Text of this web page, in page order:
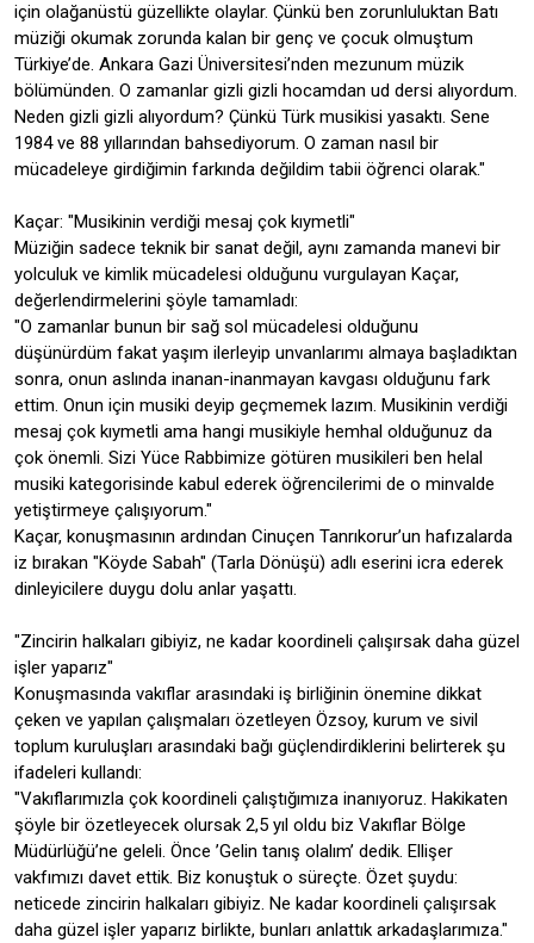
için olağanüstü güzellikte olaylar. Çünkü ben zorunluluktan Batı
müziği okumak zorunda kalan bir genç ve çocuk olmuştum
Türkiye’de. Ankara Gazi Üniversitesi’nden mezunum müzik
bölümünden. O zamanlar gizli gizli hocamdan ud dersi alıyordum.
Neden gizli gizli alıyordum? Çünkü Türk musikisi yasaktı. Sene
1984 ve 88 yıllarından bahsediyorum. O zaman nasıl bir
mücadeleye girdiğimin farkında değildim tabii öğrenci olarak."
Kaçar: "Musikinin verdiği mesaj çok kıymetli"
Müziğin sadece teknik bir sanat değil, aynı zamanda manevi bir
yolculuk ve kimlik mücadelesi olduğunu vurgulayan Kaçar,
değerlendirmelerini şöyle tamamladı:
"O zamanlar bunun bir sağ sol mücadelesi olduğunu
düşünürdüm fakat yaşım ilerleyip unvanlarımı almaya başladıktan
sonra, onun aslında inanan-inanmayan kavgası olduğunu fark
ettim. Onun için musiki deyip geçmemek lazım. Musikinin verdiği
mesaj çok kıymetli ama hangi musikiyle hemhal olduğunuz da
çok önemli. Sizi Yüce Rabbimize götüren musikileri ben helal
musiki kategorisinde kabul ederek öğrencilerimi de o minvalde
yetiştirmeye çalışıyorum."
Kaçar, konuşmasının ardından Cinuçen Tanrıkorur’un hafızalarda
iz bırakan "Köyde Sabah" (Tarla Dönüşü) adlı eserini icra ederek
dinleyicilere duygu dolu anlar yaşattı.
"Zincirin halkaları gibiyiz, ne kadar koordineli çalışırsak daha güzel
işler yaparız"
Konuşmasında vakıflar arasındaki iş birliğinin önemine dikkat
çeken ve yapılan çalışmaları özetleyen Özsoy, kurum ve sivil
toplum kuruluşları arasındaki bağı güçlendirdiklerini belirterek şu
ifadeleri kullandı:
"Vakıflarımızla çok koordineli çalıştığımıza inanıyoruz. Hakikaten
şöyle bir özetleyecek olursak 2,5 yıl oldu biz Vakıflar Bölge
Müdürlüğü’ne geleli. Önce ’Gelin tanış olalım’ dedik. Ellişer
vakfımızı davet ettik. Biz konuştuk o süreçte. Özet şuydu:
neticede zincirin halkaları gibiyiz. Ne kadar koordineli çalışırsak
daha güzel işler yaparız birlikte, bunları anlattık arkadaşlarımıza."